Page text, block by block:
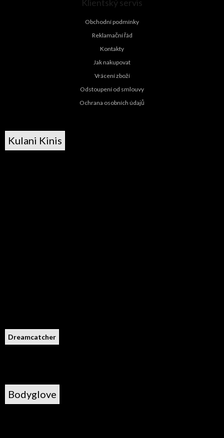
Klientský servis
Obchodní podmínky
Reklamační řád
Kontakty
Jak nakupovat
Vrácení zboží
Odstoupení od smlouvy
Ochrana osobních údajů
Kulani Kinis
Dreamcatcher
Bodyglove